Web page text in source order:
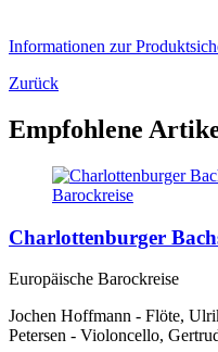
Informationen zur
Zurück
Empfohlene
Charlottenburger
Europäische Barockreise
Jochen Hoffmann - Flöte,
Petersen - Violoncello,